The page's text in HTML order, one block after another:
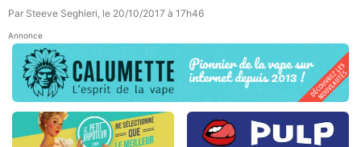
Par Steeve Seghieri, le 20/10/2017 à 17h46
Annonce